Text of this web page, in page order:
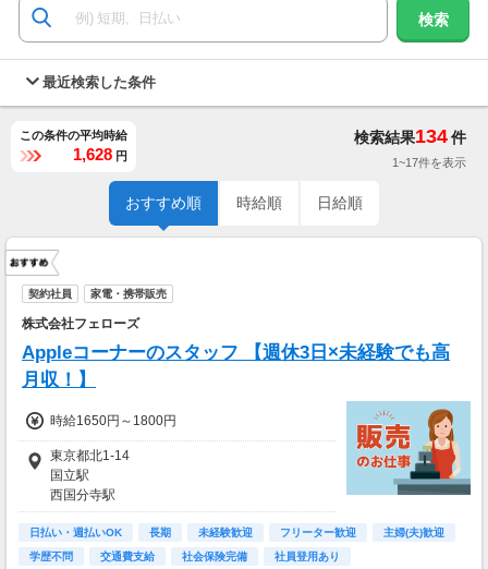
検索
最近検索した条件
この条件の平均時給
1,628 円
検索結果134件
1~17件を表示
おすすめ順 時給順 日給順
契約社員 家電・携帯販売
株式会社フェローズ
Appleコーナーのスタッフ 【週休3日×未経験でも高
月収！】
時給1650円～1800円
東京都北1-14
国立駅
西国分寺駅
西国立駅
日払い・週払いOK 長期 未経験歓迎 フリーター歓迎
主婦(夫)歓迎
学歴不問
交通費支給 社会保険完備 社員登用あり